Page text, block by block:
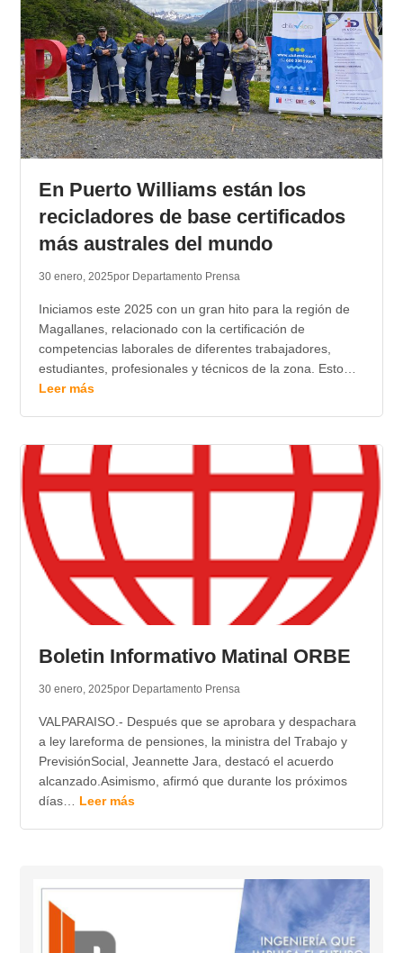
En Puerto Williams están los
recicladores de base certificados
más australes del mundo
30 enero, 2025por Departamento Prensa
Iniciamos este 2025 con un gran hito para la región de
Magallanes, relacionado con la certificación de
competencias laborales de diferentes trabajadores,
estudiantes, profesionales y técnicos de la zona. Esto…
Leer más
Boletin Informativo Matinal ORBE
30 enero, 2025por Departamento Prensa
VALPARAISO.- Después que se aprobara y despachara
a ley lareforma de pensiones, la ministra del Trabajo y
PrevisiónSocial, Jeannette Jara, destacó el acuerdo
alcanzado.Asimismo, afirmó que durante los próximos
días… Leer más